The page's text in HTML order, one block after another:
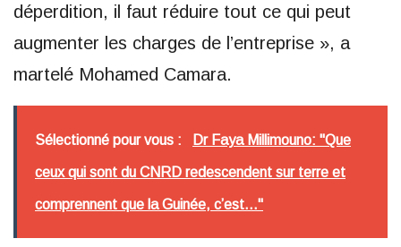
déperdition, il faut réduire tout ce qui peut
augmenter les charges de l’entreprise », a
martelé Mohamed Camara.
Sélectionné pour vous : Dr Faya Millimouno: "Que
ceux qui sont du CNRD redescendent sur terre et
comprennent que la Guinée, c’est..."